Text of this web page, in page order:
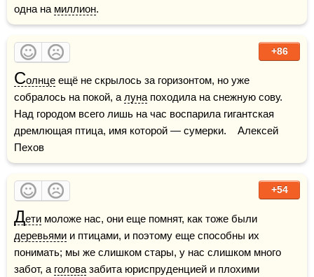
одна на миллион.
+86
Солнце ещё не скрылось за горизонтом, но уже
собралось на покой, а луна походила на снежную сову.
Над городом всего лишь на час воспарила гигантская
дремлющая птица, имя которой — сумерки.    Алексей
Пехов
+54
Дети
деревьями и птицами, и поэтому еще способны их
понимать; мы же слишком стары, у нас слишком много
забот, а голова забита юриспруденцией и плохими